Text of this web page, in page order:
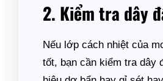
2. Kiểm tra dây
Nếu lớp cách nhiệt của
tốt, bạn cần kiểm tra dây